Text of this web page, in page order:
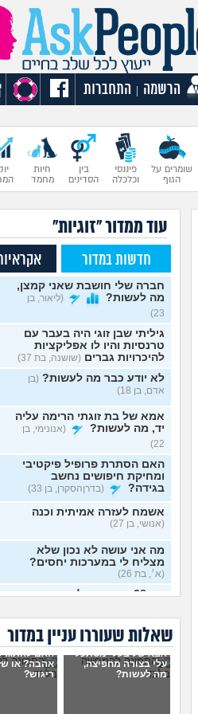
הרשמה התחברות
שומרים על
הגוף
פיננסי
וכלכלה
בין
הסדינים
חיות
מחמד
עוד ממדור "זוגיות"
חדשות במדור
חברה שלי חושבת שאני קמצן,
מה לעשות?
(ליאור, בן
23)
גיליתי שבן זוגי היה בעבר עם
טרנסיות והיו לו אפליקציות
להיכרויות גברים (שושנה, בת 37)
לא יודע כבר מה לעשות? (בן
אדם, בן 18)
אמא של בת זוגתי הרימה עליה
יד, מה לעשות?
(אנונימי, בן
22)
האם הסתרת פרופיל פיקטיבי
ומחיקת חיפושים נחשב
בגידה?
(בדרןהסקרן, בן 33)
אשמח לעזרה אמיתית וכנה
(אנושי, בן 27)
מה אני עושה לא נכון שלא
מצליח לי במערכות יחסים?
(א׳, בת 26)
בת 28 ואף פעם לא הייתי
בדייט ראשון?
(רווקה, בת 28)
אקסית מתנהגת מוזר?
(אנונימי,
בן 33)
בחיים לא הייתי בזוגיות ואני לא
שאלות שעוררו עניין במדור
אבא של בעלי מסתכל
עלי בצורה מחפיצה,
מה לעשות?
האם
אהבה? או
ריגוש?